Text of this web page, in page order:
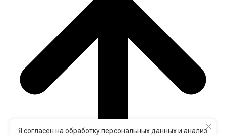
×
Я согласен на обработку персональных данныхи анализ